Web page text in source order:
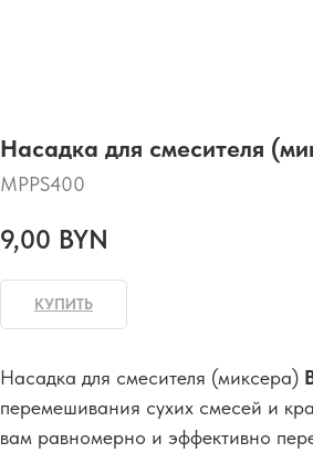
Насадка для смесителя
MPPS400
9,00 BYN
КУПИТЬ
Насадка для смесителя (миксера)
перемешивания сухих смесей и
вам равномерно и эффективно